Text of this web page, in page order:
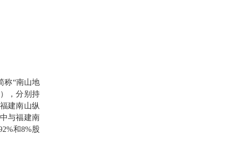
称“南山地
，分别持
建南山纵
与福建南
和8%股